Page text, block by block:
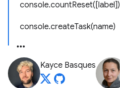
console.countReset([label])
console.createTask(name)
Kayce Basques